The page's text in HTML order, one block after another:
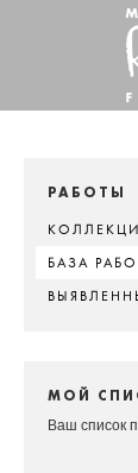
РАБОТЫ
БАЗА
МОЙ
Ваш список